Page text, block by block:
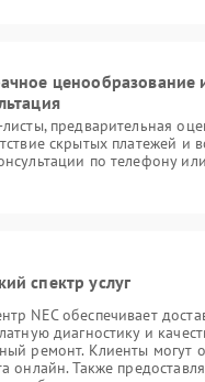
ценообразование
предварительная
скрытых платежей и
по телефону
спектр услуг
NEC обеспечивает
диагностику и
ремонт. Клиенты могут
онлайн. Также